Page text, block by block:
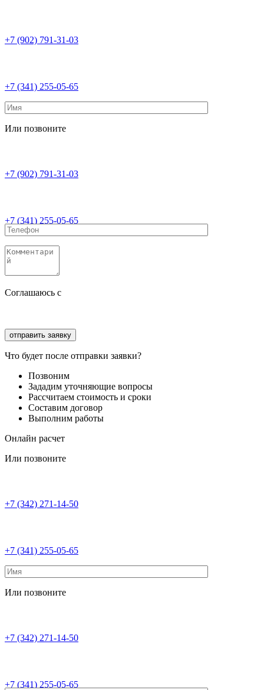
+7 (902) 791-31-03
+7 (341) 255-05-65
Или позвоните
+7 (902) 791-31-03
+7 (341) 255-05-65
Соглашаюсь с
Что будет после отправки заявки?
Позвоним
Зададим уточняющие вопросы
Рассчитаем стоимость и сроки
Составим договор
Выполним работы
Онлайн расчет
Или позвоните
+7 (342) 271-14-50
+7 (341) 255-05-65
Или позвоните
+7 (342) 271-14-50
+7 (341) 255-05-65